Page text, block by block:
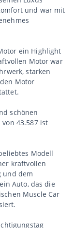
und war mit
ein Highlight
Motor war
starken
Motor
schönen
43.587 ist
Modell
kraftvollen
und dem
Auto, das die
Muscle Car